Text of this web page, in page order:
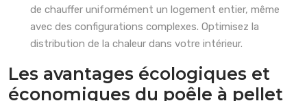
de chauffer uniformément un logement entier, même
avec des configurations complexes. Optimisez la
distribution de la chaleur dans votre intérieur.
Les avantages écologiques et
économiques du poêle à pellet